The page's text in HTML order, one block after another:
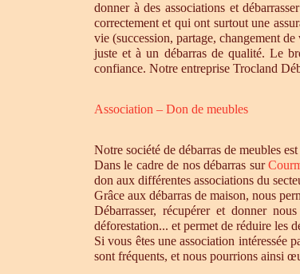
donner à des associations et
correctement et qui ont surtout une
vie (succession, partage, changement
juste et à un débarras de qualité. Le
confiance. Notre entreprise Trocland
Association – Don de meubles
Notre société de débarras de meubles
Dans le cadre de nos débarras sur
don aux différentes associations du
Grâce aux débarras de maison, nous
Débarrasser, récupérer et donner
déforestation... et permet de réduire les
Si vous êtes une association intéressée
sont fréquents, et nous pourrions ainsi